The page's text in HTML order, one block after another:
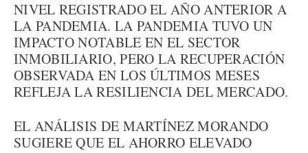
NIVEL REGISTRADO EL AÑO ANTERIOR A
LA PANDEMIA. LA PANDEMIA TUVO UN
IMPACTO NOTABLE EN EL SECTOR
INMOBILIARIO, PERO LA RECUPERACIÓN
OBSERVADA EN LOS ÚLTIMOS MESES
REFLEJA LA RESILIENCIA DEL MERCADO.
EL ANÁLISIS DE MARTÍNEZ MORANDO
SUGIERE QUE EL AHORRO ELEVADO